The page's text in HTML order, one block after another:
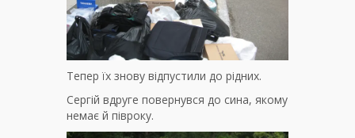
Тепер їх знову відпустили до рідних.
Сергій вдруге повернувся до сина, якому
немає й півроку.